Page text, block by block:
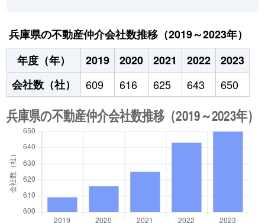
兵庫県の不動産仲介会社数推移（2019～2023年）
年度（年）
2019 2020 2021 2022
2023
会社数（社）
609 616 625 643 650